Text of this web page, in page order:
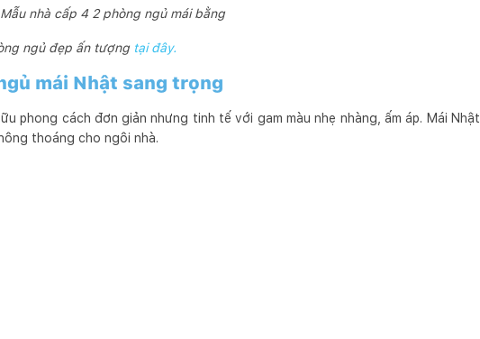
Mẫu nhà cấp 4 2 phòng ngủ mái bằng
ngủ đẹp ấn tượng tại đây.
mái Nhật sang trọng
phong cách đơn giản nhưng tinh tế với gam màu nhẹ nhàng, ấm áp. Mái Nhật
thoáng cho ngôi nhà.